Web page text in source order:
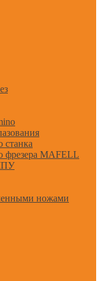
станка
фрезера MAFELL
ножами